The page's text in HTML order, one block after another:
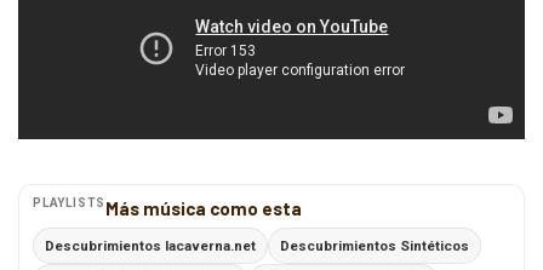
PLAYLISTS Más música como esta
Descubrimientos lacaverna.net Descubrimientos Sintéticos